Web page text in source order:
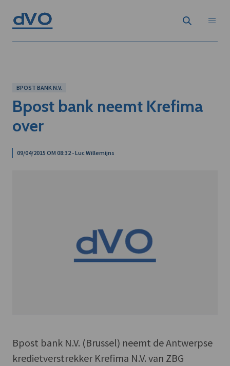
BPOST BANK N.V.
Bpost bank neemt Krefima
over
09/04/2015 OM 08:32 - Luc Willemijns
Bpost bank N.V. (Brussel) neemt de Antwerpse
kredietverstrekker Krefima N.V. van ZBG